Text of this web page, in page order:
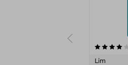
Lim